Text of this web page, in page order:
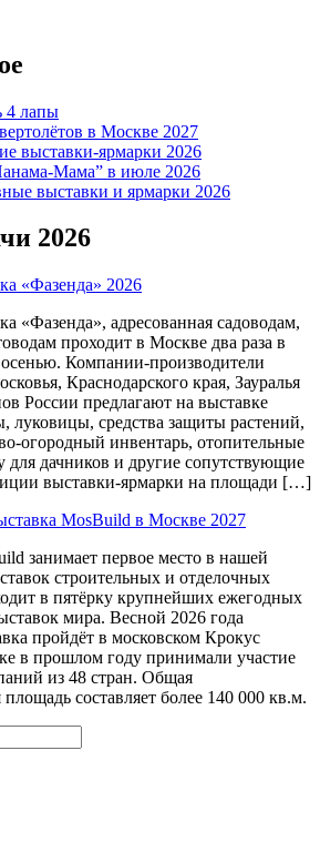
4 лапы
в Москве 2027
выставки-ярмарки 2026
Мама” в июле 2026
выставки и ярмарки 2026
2026
«Фазенда» 2026
«Фазенда», адресованная садоводам,
проходит в Москве два раза в
Компании-производители
Краснодарского края, Зауралья
России предлагают на выставке
луковицы, средства защиты растений,
огородный инвентарь, отопительные
для дачников и другие сопутствующие
выставки-ярмарки на площади […]
MosBuild в Москве 2027
занимает первое место в нашей
строительных и отделочных
в пятёрку крупнейших ежегодных
мира. Весной 2026 года
пройдёт в московском Крокус
в прошлом году принимали участие
из 48 стран. Общая
составляет более 140 000 кв.м.